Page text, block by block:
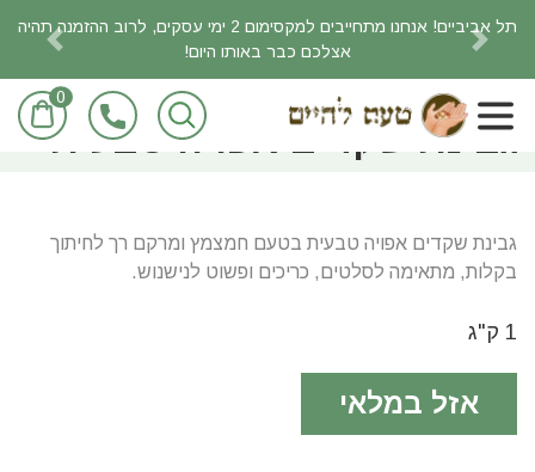
תל אביביים! אנחנו מתחייבים למקסימום 2 ימי עסקים, לרוב ההזמנה תהיה
אצלכם כבר באותו היום!
Next
0 ראשי מעדניה טבעונית
גבינת שקדים אפויה טבעית
גבינת שקדים אפויה טבעית בטעם חמצמץ ומרקם רך לחיתוך
בקלות, מתאימה לסלטים, כריכים ופשוט לנישנוש.
1 ק"ג
אזל במלאי